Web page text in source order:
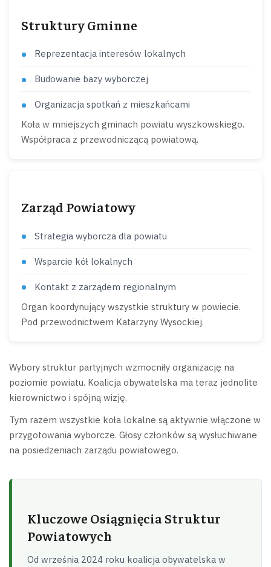
Struktury Gminne
Reprezentacja interesów lokalnych
Budowanie bazy wyborczej
Organizacja spotkań z mieszkańcami
Koła w mniejszych gminach powiatu wyszkowskiego.
Współpraca z przewodniczącą powiatową.
Zarząd Powiatowy
Strategia wyborcza dla powiatu
Wsparcie kół lokalnych
Kontakt z zarządem regionalnym
Organ koordynujący wszystkie struktury w powiecie.
Pod przewodnictwem Katarzyny Wysockiej.
Wybory struktur partyjnych wzmocniły organizację na
poziomie powiatu. Koalicja obywatelska ma teraz jednolite
kierownictwo i spójną wizję.
Tym razem wszystkie koła lokalne są aktywnie włączone w
przygotowania wyborcze. Głosy członków są wysłuchiwane
na posiedzeniach zarządu powiatowego.
Kluczowe Osiągnięcia Struktur
Powiatowych
Od września 2024 roku koalicja obywatelska w